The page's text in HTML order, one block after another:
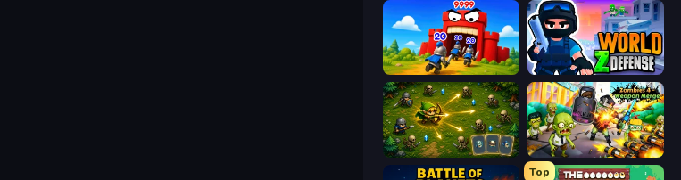
TimeWarriors World Z Defense - Zombie Defense
Tiny Ranger Zombies 4 Weapon Merge
Top